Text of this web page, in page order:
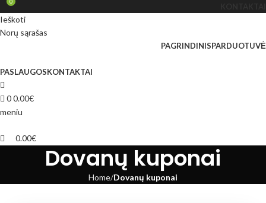
Ieškoti
Norų sąrašas
PAGRINDINISPARDUOTUVĖ
PASLAUGOSKONTAKTAI
00.00€
meniu
0
0.00€
Dovanų kuponai
Home Dovanų kuponai